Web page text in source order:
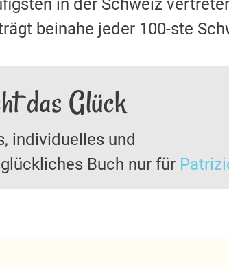
beinahe jeder 100-ste
das Glück
individuelles und
Buch nur für